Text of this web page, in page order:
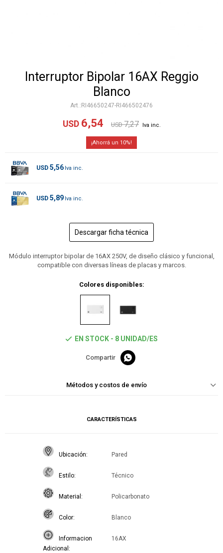
Interruptor Bipolar 16AX Reggio
Blanco
RI46650247-RI466502476
USD 6,54 USD 7,27
10
USD 5,56
USD 5,89
Descargar ficha técnica
Módulo interruptor bipolar de 16AX 250V, de diseño clásico y funcional,
compatible con diversas líneas de placas y marcos.
Colores disponibles:
EN STOCK - 8 UNIDAD/ES

Métodos y costos de envío
CARACTERÍSTICAS
Ubicación Pared
Estilo Técnico
Material Policarbonato
Color Blanco
Informacion
Adicional
16AX